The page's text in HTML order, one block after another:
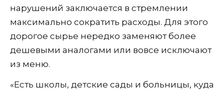
нарушений заключается в стремлении
максимально сократить расходы. Для этого
дорогое сырье нередко заменяют более
дешевыми аналогами или вовсе исключают
из меню.
«Есть школы, детские сады и больницы, куда